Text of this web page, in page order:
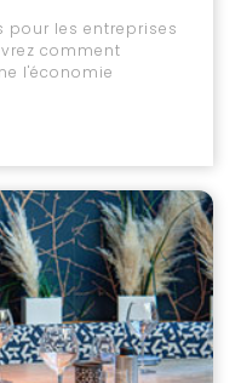
pour les entreprises
comment
l'économie